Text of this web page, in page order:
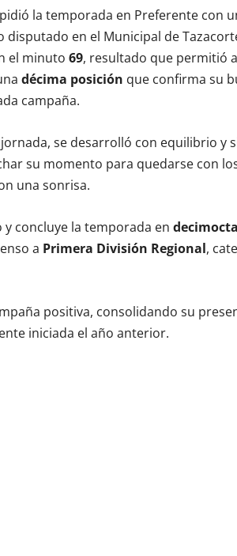
la temporada en Preferente con
disputado en el Municipal de
el minuto 69, resultado que permitió
décima posición que confirma su
campaña.
se desarrolló con equilibrio y
su momento para quedarse con
una sonrisa.
concluye la temporada en
a Primera División Regional,
positiva, consolidando su
iniciada el año anterior.